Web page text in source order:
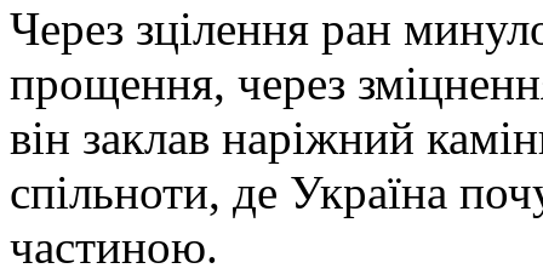
Через зцілення ран
прощення, через
він заклав наріжний
спільноти, де Україна
частиною.